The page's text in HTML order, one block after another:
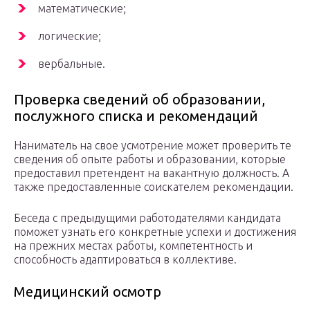
математические;
логические;
вербальные.
Проверка сведений об образовании,
послужного списка и рекомендаций
Наниматель на свое усмотрение может проверить те
сведения об опыте работы и образовании, которые
предоставил претендент на вакантную должность. А
также предоставленные соискателем рекомендации.
Беседа с предыдущими работодателями кандидата
поможет узнать его конкретные успехи и достижения
на прежних местах работы, компетентность и
способность адаптироваться в коллективе.
Медицинский осмотр